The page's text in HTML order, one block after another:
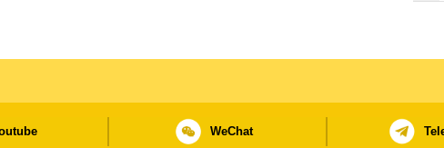
WeChat